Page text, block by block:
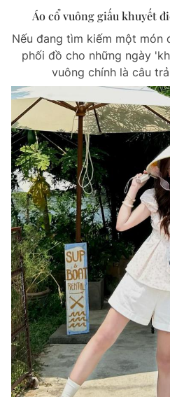
Áo cổ vuông giấu khuyết
Nếu đang tìm kiếm một món
phối đồ cho những ngày
vuông chính là câu